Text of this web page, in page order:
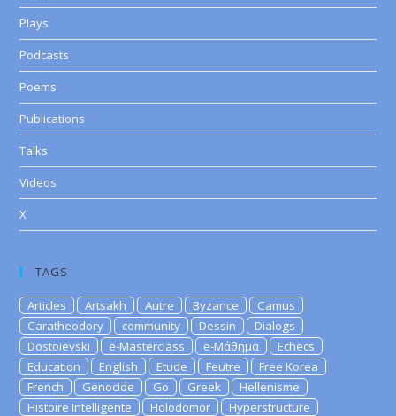
Plays
Podcasts
Poems
Publications
Talks
Videos
X
TAGS
Articles Artsakh Autre Byzance
Camus
Caratheodory
community Dessin
Dialogs
Dostoievski
e-Masterclass e-Μάθημα
Echecs
Education
English Etude Feutre
Free Korea
French
Genocide Go Greek
Hellenisme
Histoire Intelligente
Holodomor
Hyperstructure